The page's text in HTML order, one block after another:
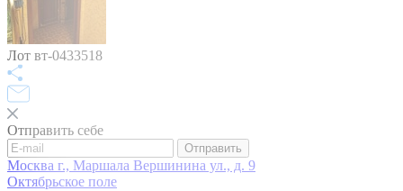
Лот вт-0433518
Отправить себе
Отправить
Москва г., Маршала Вершинина ул., д. 9
Октябрьское поле